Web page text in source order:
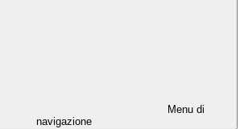
Menu di
navigazione